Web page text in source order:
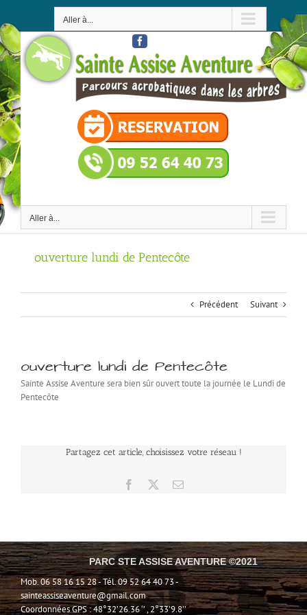
contenu
Aller à...
Facebook
Aller à...
ouverture lundi de Pentecôte
Précédent Suivant
ouverture lundi de Pentecôte
Sainte Assise Aventure sera bien sûr ouvert toute la journée le Lundi de
Pentecôte
Partagez cet article, choisissez votre réseau !
Facebook Email
PARC STE ASSISE AVENTURE ©2021
Mob. 06 58 16 15 28 - Tél. 09 52 64 40 73 -
sainteassiseaventure@gmail.com
Coordonnées GPS : 48°32’26.36 ‘’ , 2°33’9.8’’